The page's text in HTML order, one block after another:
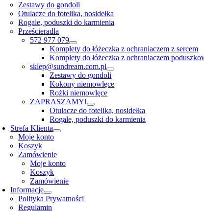
Zestawy do gondoli
Otulacze do fotelika, nosidełka
Rogale, poduszki do karmienia
Prześcieradła
572 977 079
Komplety do łóżeczka z ochraniaczem z sercem
Komplety do łóżeczka z ochraniaczem
sklep@sundream.com.pl
Zestawy do gondoli
Kokony niemowlęce
Rożki niemowlęce
ZAPRASZAMY!
Otulacze do fotelika, nosidełka
Rogale, poduszki do karmienia
Strefa Klienta
Moje konto
Koszyk
Zamówienie
Moje konto
Koszyk
Zamówienie
Informacje
Polityka Prywatności
Regulamin